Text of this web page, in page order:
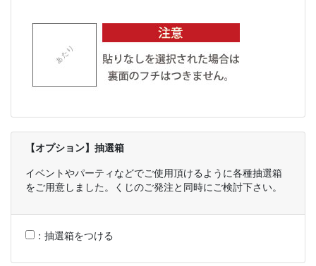
【オプション】抽選箱
イベントやパーティなどでご使用頂けるように各種抽選箱
をご用意しました。くじのご発注と同時にご検討下さい。
： 抽選箱をつける